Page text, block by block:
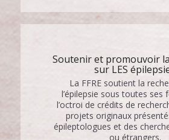
Soutenir et promouvoir
sur LES
La FFRE soutient la
l’épilepsie sous toutes ses
l’octroi de crédits de
projets originaux
épileptologues et des
ou étrangers.